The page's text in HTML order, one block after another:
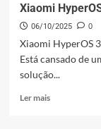
Xiaomi
06/10/2025 0
Xiaomi HyperOS
Está cansado de
solução...
Ler maisLeia